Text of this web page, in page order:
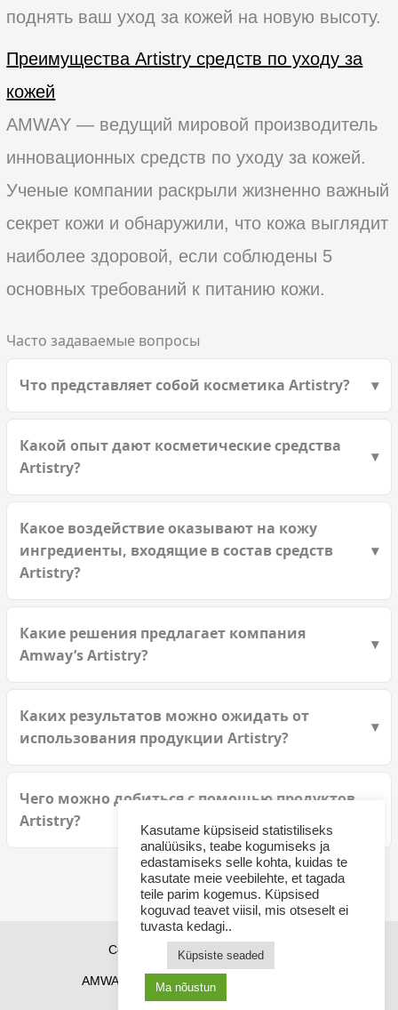
поднять ваш уход за кожей на новую высоту.
Преимущества Artistry средств по уходу за
кожей
AMWAY — ведущий мировой производитель
инновационных средств по уходу за кожей.
Ученые компании раскрыли жизненно важный
секрет кожи и обнаружили, что кожа выглядит
наиболее здоровой, если соблюдены 5
основных требований к питанию кожи.
Часто задаваемые вопросы
Что представляет собой косметика Artistry?
Какой опыт дают косметические средства
Artistry?
Какое воздействие оказывают на кожу
ингредиенты, входящие в состав средств
Artistry?
Какие решения предлагает компания
Amway’s Artistry?
Каких результатов можно ожидать от
использования продукции Artistry?
Чего можно добиться с помощью продуктов
Artistry?
Copyright © 2026 Sponsor21.ee
AMWAY Эстония
Как купить AMWAY
Kasutame küpsiseid statistiliseks
analüüsiks, teabe kogumiseks ja
edastamiseks selle kohta, kuidas te
kasutate meie veebilehte, et tagada
teile parim kogemus. Küpsised
koguvad teavet viisil, mis otseselt ei
tuvasta kedagi..
Küpsiste seaded
Ma nõustun